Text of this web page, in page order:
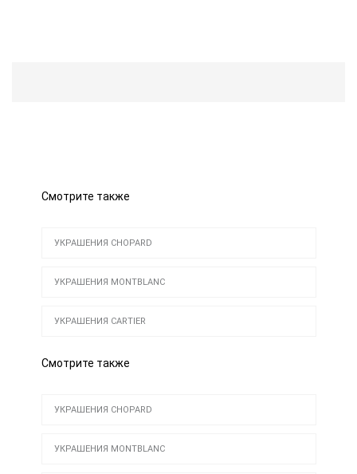
Смотрите также
УКРАШЕНИЯ CHOPARD
УКРАШЕНИЯ MONTBLANC
УКРАШЕНИЯ CARTIER
Смотрите также
УКРАШЕНИЯ CHOPARD
УКРАШЕНИЯ MONTBLANC